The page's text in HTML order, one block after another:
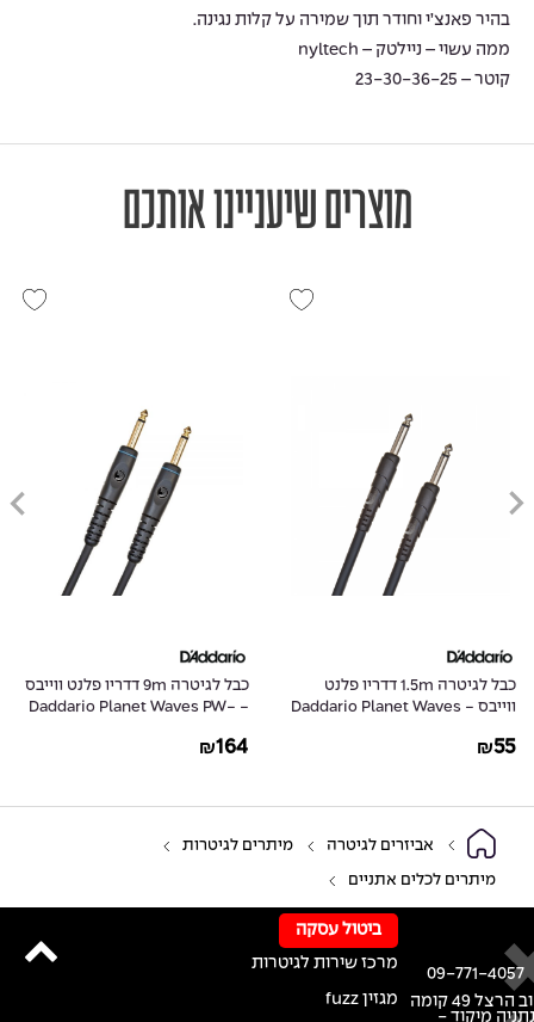
בהיר פאנצ’י וחודר תוך שמירה על קלות נגינה.
ממה עשוי – ניילטק – nyltech
קוטר – 23-30-36-25
מוצרים שיעניינו אותכם
כבל לגיטרה 1.5m דדריו פלנט
ווייבס - Daddario Planet Waves
₪55
כבל לגיטרה 9m דדריו פלנט ווייבס
- Daddario Planet Waves PW-
₪164
אביזרים לגיטרה מיתרים לגיטרות
מיתרים לכלים אתניים
רחוב הרצל 49 קומה
מיקוד -
09-771-4057
ביטול עסקה
מרכז שירות לגיטרות
מגזין fuzz